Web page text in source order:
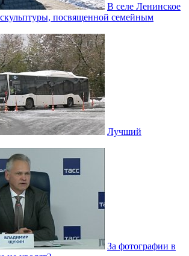
В селе Ленинское
посвященной семейным
Лучший
За фотографии в